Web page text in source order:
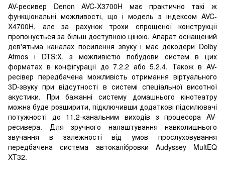
AV-ресивер Denon AVC-X3700H має практично такі ж
функціональні можливості, що і модель з індексом AVC-
X4700H, але за рахунок трохи спрощеної конструкції
пропонується за більш доступною ціною. Апарат оснащений
дев'ятьма каналах посилення звуку і має декодери Dolby
Atmos і DTS:Х, з можливістю побудови систем в цих
форматах в конфігурації до 7.2.2 або 5.2.4. Також в AV-
ресівер передбачена можливість отримання віртуального
3D-звуку при відсутності в системі спеціальної висотної
акустики. При бажанні систему домашнього кінотеатру
можна буде розширити, підключивши додаткові підсилювачі
потужності до 11.2-канальним виходів з процесора AV-
ресивера. Для зручного налаштування навколишнього
звучання в залежності від умов прослуховування
передбачена система автокалібровки Audyssey MultEQ
XT32.